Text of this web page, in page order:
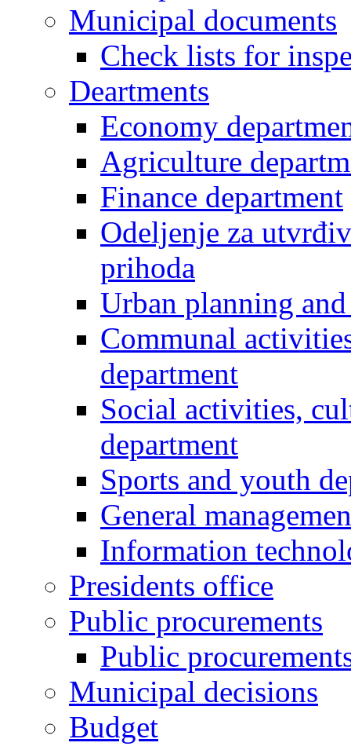
Municipal documents
Check lists for
Deartments
Economy
Agriculture
Finance department
Odeljenje za
prihoda
Urban planning
Communal
department
Social activities,
department
Sports and youth
General
Information
Presidents office
Public procurements
Public
Municipal decisions
Budget